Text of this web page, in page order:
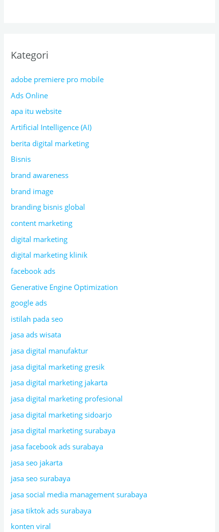
Kategori
adobe premiere pro mobile
Ads Online
apa itu website
Artificial Intelligence (AI)
berita digital marketing
Bisnis
brand awareness
brand image
branding bisnis global
content marketing
digital marketing
digital marketing klinik
facebook ads
Generative Engine Optimization
google ads
istilah pada seo
jasa ads wisata
jasa digital manufaktur
jasa digital marketing gresik
jasa digital marketing jakarta
jasa digital marketing profesional
jasa digital marketing sidoarjo
jasa digital marketing surabaya
jasa facebook ads surabaya
jasa seo jakarta
jasa seo surabaya
jasa social media management surabaya
jasa tiktok ads surabaya
konten viral